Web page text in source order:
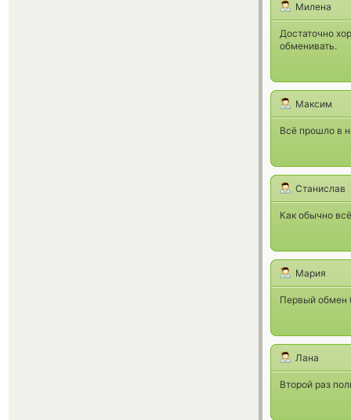
Милена
Достаточно
обменивать.
Максим
Всё прошло в
Станислав
Как обычно
Мария
Первый обмен
Лана
Второй раз